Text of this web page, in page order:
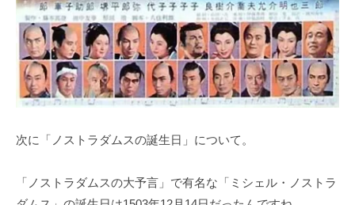
次に「ノストラダムスの誕生日」について。
「ノストラダムスの大予言」で有名な「ミシェル・ノストラ